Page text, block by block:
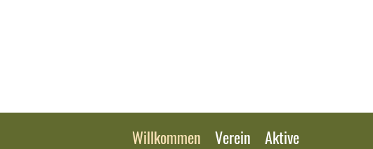
Willkommen Verein Aktive